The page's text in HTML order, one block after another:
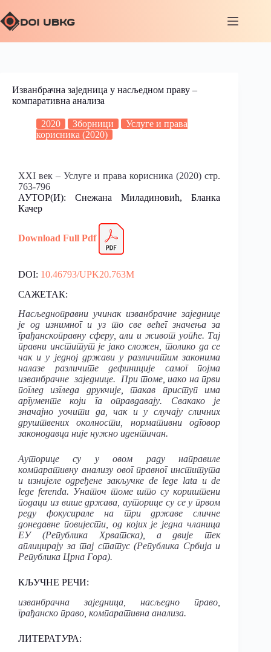
Изванбрачна заједница у насљедном праву –
компаративна анализа
2020 Зборници
Услуге и права
корисника (2020)
XXI век – Услуге и права корисника (2020) стр.
763-796
АУТОР(И): Снежана Миладиновић, Бланка
Качер
Download Full Pdf
DOI: 10.46793/UPK20.763M
САЖЕТАК:
Насљедноправни учинак изванбрачне заједнице
је од изнимног и уз то све већег значења за
грађанскоправну сферу, али и живот уопће. Тај
правни институт је јако сложен, толико да се
чак и у једној држави у различитим законима
налазе различите дефиниције самог појма
изванбрачне заједнице. При томе, иако на први
поглед изгледа друкчије, такав приступ има
аргументе који га оправдавају. Свакако је
значајно уочити да, чак и у случају сличних
друштвених околности, нормативни одговор
законодавца није нужно идентичан.
Ауторице су у овом раду направиле
компаративну анализу овог правног института
и изнијеле одређене закључке de lege lata и de
lege ferenda. Унаточ томе што су кориштени
подаци из више држава, ауторице су се у првом
реду фокусирале на три државе сличне
донедавне повијести, од којих је једна чланица
ЕУ (Република Хрватска), а двије тек
аплицирају за тај статус (Република Србија и
Република Црна Гора).
КЉУЧНЕ РЕЧИ:
изванбрачна заједница, насљедно право,
грађанско право, компаративна анализа.
ЛИТЕРАТУРА: